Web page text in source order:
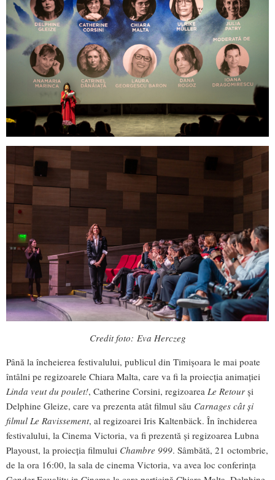
Credit foto: Eva Herczeg
Până la încheierea festivalului, publicul din Timișoara le mai poate
întâlni pe regizoarele Chiara Malta, care va fi la proiecția animației
Linda veut du poulet!, Catherine Corsini, regizoarea Le Retour și
Delphine Gleize, care va prezenta atât filmul său Carnages cât și
filmul Le Ravissement, al regizoarei Iris Kaltenbäck. În închiderea
festivalului, la Cinema Victoria, va fi prezentă și regizoarea Lubna
Playoust, la proiecția filmului Chambre 999. Sâmbătă, 21 octombrie,
de la ora 16:00, la sala de cinema Victoria, va avea loc conferința